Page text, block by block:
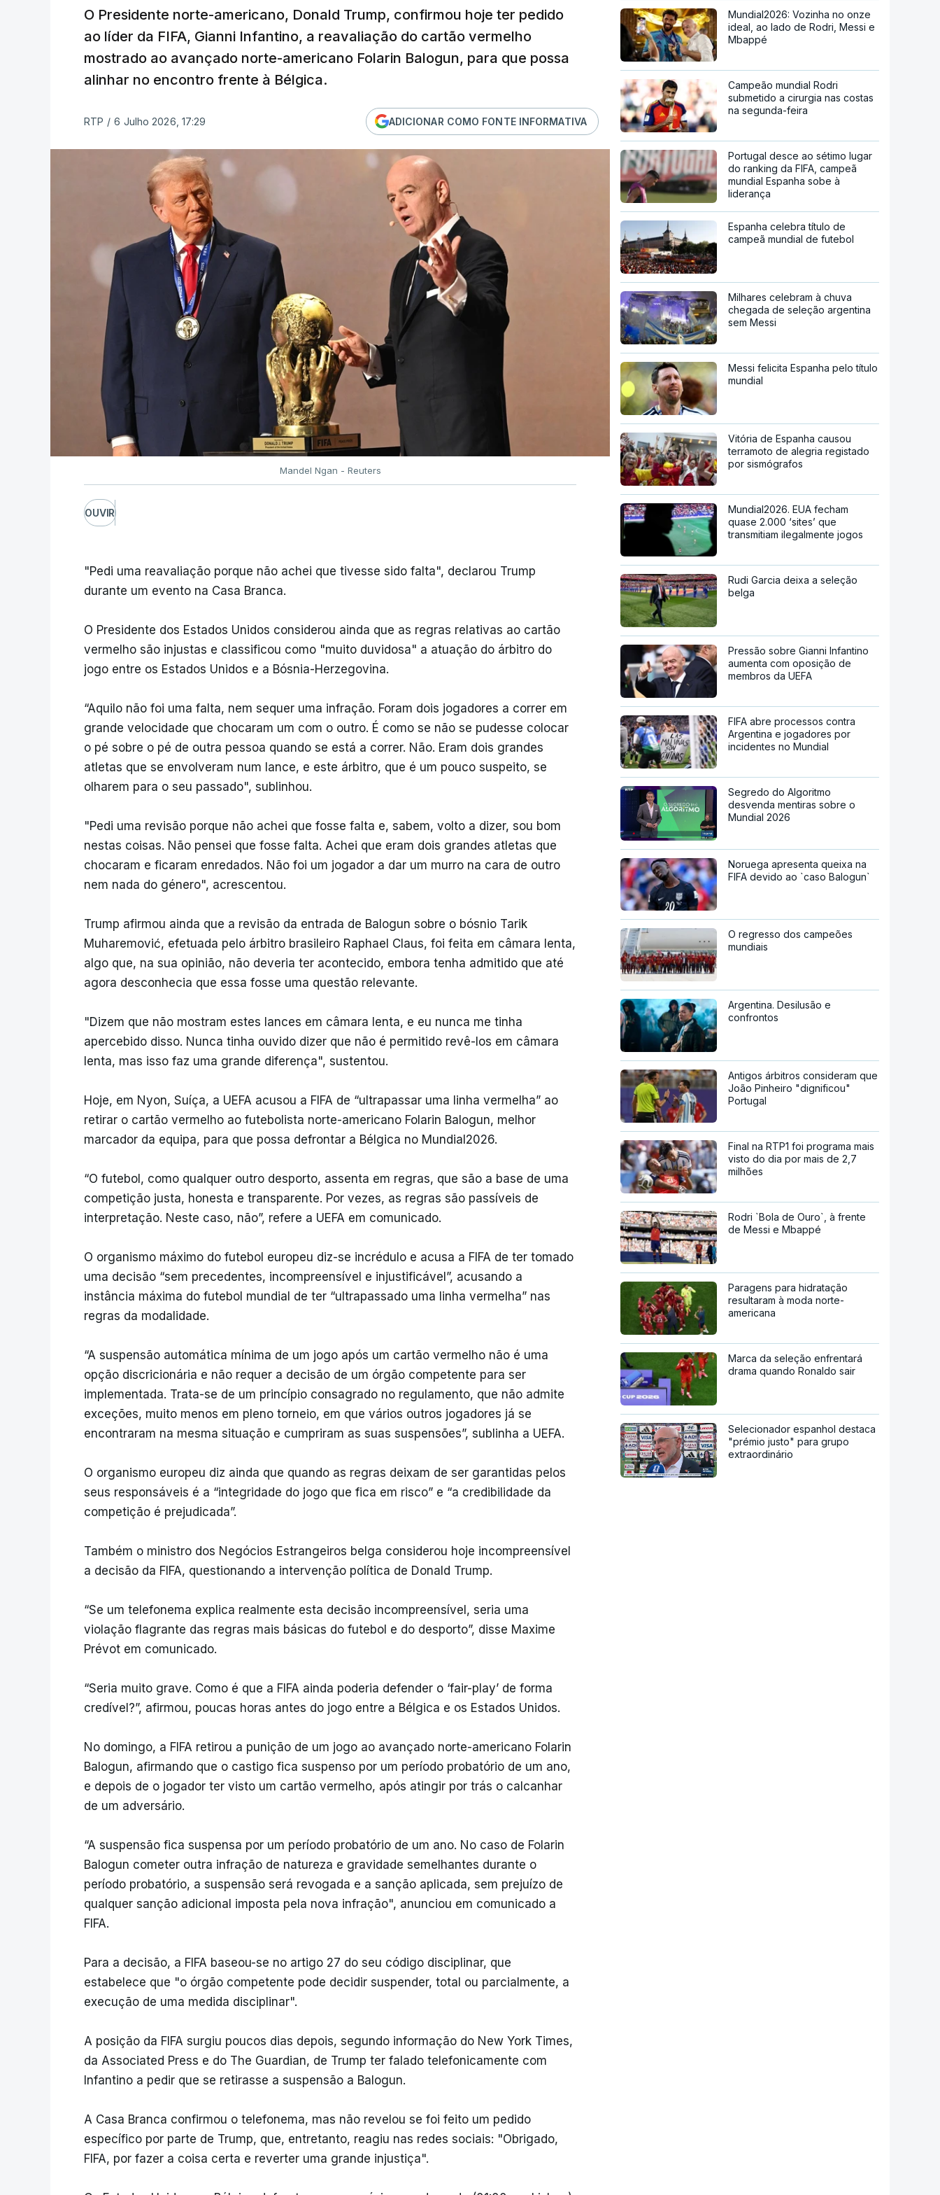
O Presidente norte-americano, Donald Trump, confirmou hoje ter pedido
ao líder da FIFA, Gianni Infantino, a reavaliação do cartão vermelho
mostrado ao avançado norte-americano Folarin Balogun, para que possa
alinhar no encontro frente à Bélgica.
RTP / 6 Julho 2026, 17:29 ADICIONAR COMO FONTE INFORMATIVA
Mandel Ngan - Reuters
OUVIR
"Pedi uma reavaliação porque não achei que tivesse sido falta", declarou Trump
durante um evento na Casa Branca.
O Presidente dos Estados Unidos considerou ainda que as regras relativas ao cartão
vermelho são injustas e classificou como "muito duvidosa" a atuação do árbitro do
jogo entre os Estados Unidos e a Bósnia-Herzegovina.
“Aquilo não foi uma falta, nem sequer uma infração. Foram dois jogadores a correr em
grande velocidade que chocaram um com o outro. É como se não se pudesse colocar
o pé sobre o pé de outra pessoa quando se está a correr. Não. Eram dois grandes
atletas que se envolveram num lance, e este árbitro, que é um pouco suspeito, se
olharem para o seu passado", sublinhou.
"Pedi uma revisão porque não achei que fosse falta e, sabem, volto a dizer, sou bom
nestas coisas. Não pensei que fosse falta. Achei que eram dois grandes atletas que
chocaram e ficaram enredados. Não foi um jogador a dar um murro na cara de outro
nem nada do género", acrescentou.
Trump afirmou ainda que a revisão da entrada de Balogun sobre o bósnio Tarik
Muharemović, efetuada pelo árbitro brasileiro Raphael Claus, foi feita em câmara lenta,
algo que, na sua opinião, não deveria ter acontecido, embora tenha admitido que até
agora desconhecia que essa fosse uma questão relevante.
"Dizem que não mostram estes lances em câmara lenta, e eu nunca me tinha
apercebido disso. Nunca tinha ouvido dizer que não é permitido revê-los em câmara
lenta, mas isso faz uma grande diferença", sustentou.
Hoje, em Nyon, Suíça, a UEFA acusou a FIFA de “ultrapassar uma linha vermelha” ao
retirar o cartão vermelho ao futebolista norte-americano Folarin Balogun, melhor
marcador da equipa, para que possa defrontar a Bélgica no Mundial2026.
“O futebol, como qualquer outro desporto, assenta em regras, que são a base de uma
competição justa, honesta e transparente. Por vezes, as regras são passíveis de
interpretação. Neste caso, não”, refere a UEFA em comunicado.
O organismo máximo do futebol europeu diz-se incrédulo e acusa a FIFA de ter tomado
uma decisão “sem precedentes, incompreensível e injustificável”, acusando a
instância máxima do futebol mundial de ter “ultrapassado uma linha vermelha” nas
regras da modalidade.
“A suspensão automática mínima de um jogo após um cartão vermelho não é uma
opção discricionária e não requer a decisão de um órgão competente para ser
implementada. Trata-se de um princípio consagrado no regulamento, que não admite
exceções, muito menos em pleno torneio, em que vários outros jogadores já se
encontraram na mesma situação e cumpriram as suas suspensões”, sublinha a UEFA.
O organismo europeu diz ainda que quando as regras deixam de ser garantidas pelos
seus responsáveis é a “integridade do jogo que fica em risco” e “a credibilidade da
competição é prejudicada”.
Também o ministro dos Negócios Estrangeiros belga considerou hoje incompreensível
a decisão da FIFA, questionando a intervenção política de Donald Trump.
“Se um telefonema explica realmente esta decisão incompreensível, seria uma
violação flagrante das regras mais básicas do futebol e do desporto”, disse Maxime
Prévot em comunicado.
“Seria muito grave. Como é que a FIFA ainda poderia defender o ‘fair-play’ de forma
credível?”, afirmou, poucas horas antes do jogo entre a Bélgica e os Estados Unidos.
No domingo, a FIFA retirou a punição de um jogo ao avançado norte-americano Folarin
Balogun, afirmando que o castigo fica suspenso por um período probatório de um ano,
e depois de o jogador ter visto um cartão vermelho, após atingir por trás o calcanhar
de um adversário.
“A suspensão fica suspensa por um período probatório de um ano. No caso de Folarin
Balogun cometer outra infração de natureza e gravidade semelhantes durante o
período probatório, a suspensão será revogada e a sanção aplicada, sem prejuízo de
qualquer sanção adicional imposta pela nova infração", anunciou em comunicado a
FIFA.
Para a decisão, a FIFA baseou-se no artigo 27 do seu código disciplinar, que
estabelece que "o órgão competente pode decidir suspender, total ou parcialmente, a
execução de uma medida disciplinar".
A posição da FIFA surgiu poucos dias depois, segundo informação do New York Times,
da Associated Press e do The Guardian, de Trump ter falado telefonicamente com
Infantino a pedir que se retirasse a suspensão a Balogun.
A Casa Branca confirmou o telefonema, mas não revelou se foi feito um pedido
específico por parte de Trump, que, entretanto, reagiu nas redes sociais: "Obrigado,
FIFA, por fazer a coisa certa e reverter uma grande injustiça".
Mundial2026: Vozinha no onze
ideal, ao lado de Rodri, Messi e
Mbappé
Campeão mundial Rodri
submetido a cirurgia nas costas
na segunda-feira
Portugal desce ao sétimo lugar
do ranking da FIFA, campeã
mundial Espanha sobe à
liderança
Espanha celebra título de
campeã mundial de futebol
Milhares celebram à chuva
chegada de seleção argentina
sem Messi
Messi felicita Espanha pelo título
mundial
Vitória de Espanha causou
terramoto de alegria registado
por sismógrafos
Mundial2026. EUA fecham
quase 2.000 ‘sites’ que
transmitiam ilegalmente jogos
Rudi Garcia deixa a seleção
belga
Pressão sobre Gianni Infantino
aumenta com oposição de
membros da UEFA
FIFA abre processos contra
Argentina e jogadores por
incidentes no Mundial
Segredo do Algoritmo
desvenda mentiras sobre o
Mundial 2026
Noruega apresenta queixa na
FIFA devido ao `caso Balogun`
O regresso dos campeões
mundiais
Argentina. Desilusão e
confrontos
Antigos árbitros consideram que
João Pinheiro "dignificou"
Portugal
Final na RTP1 foi programa mais
visto do dia por mais de 2,7
milhões
Rodri `Bola de Ouro`, à frente
de Messi e Mbappé
Paragens para hidratação
resultaram à moda norte-
americana
Marca da seleção enfrentará
drama quando Ronaldo sair
Selecionador espanhol destaca
"prémio justo" para grupo
extraordinário